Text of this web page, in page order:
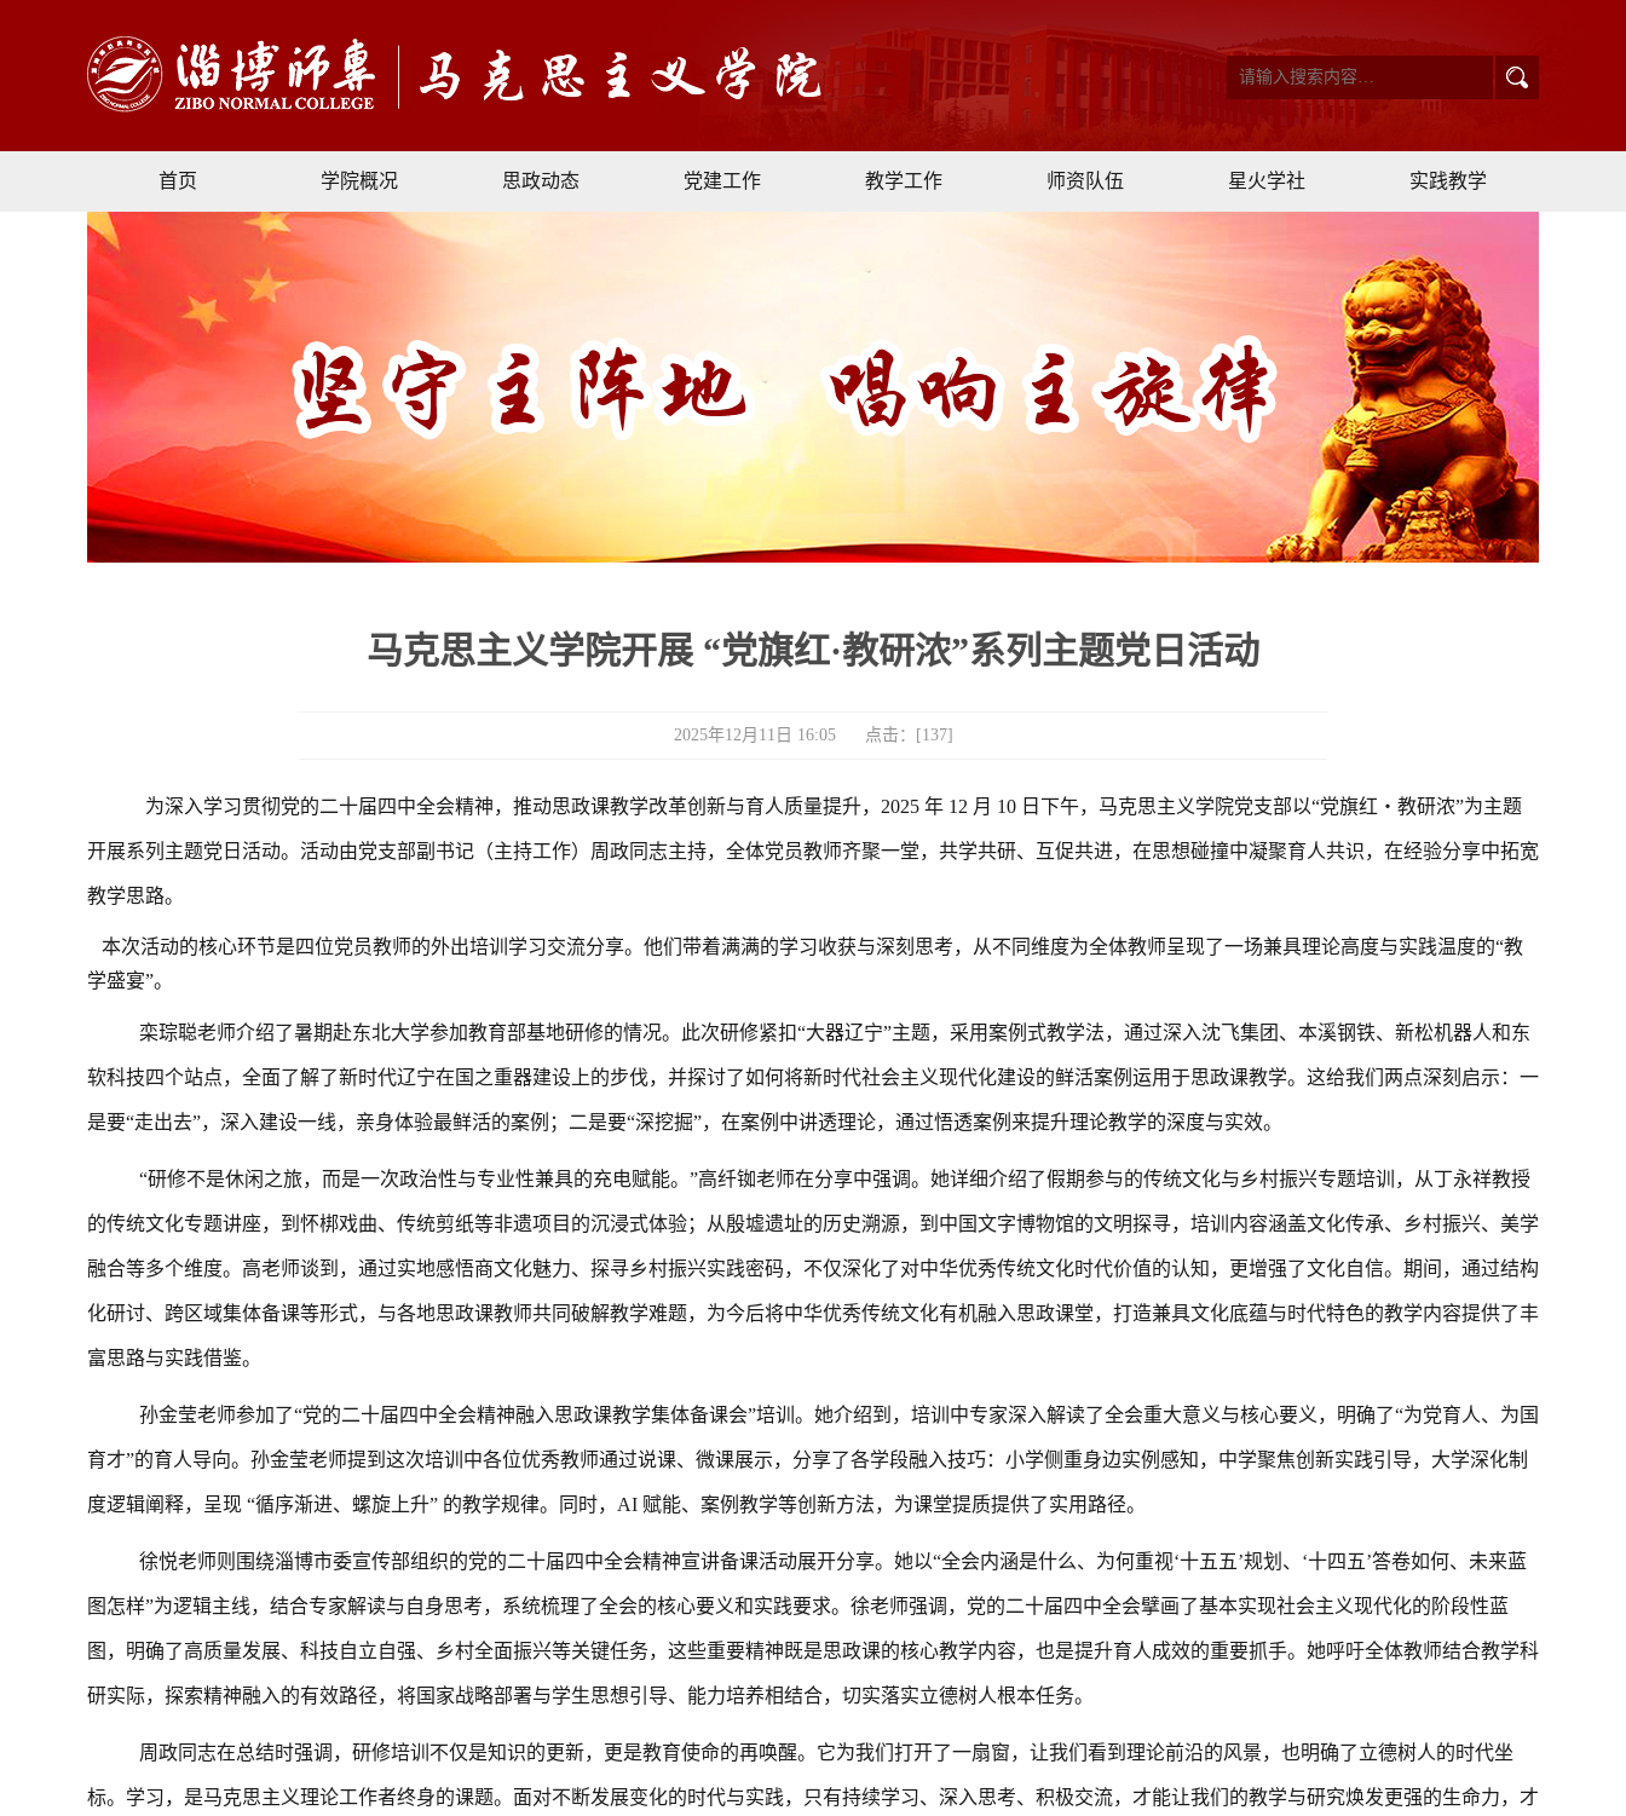
首页 学院概况 思政动态 党建工作 教学工作 师资队伍 星火学社 实践教学
马克思主义学院开展 “党旗红·教研浓”系列主题党日活动
2025年12月11日 16:05 点击：[137]
为深入学习贯彻党的二十届四中全会精神，推动思政课教学改革创新与育人质量提升， 2025 年 12 月 10 日下午，马克思主义学院党支部以“党旗红・教研浓”为主题
开展系列主题党日活动。活动由党支部副书记（主持工作）周政同志主持，全体党员教师齐聚一堂，共学共研、互促共进，在思想碰撞中凝聚育人共识，在经验分享中拓宽
教学思路。
本次活动的核心环节是四位党员教师的外出培训学习交流分享。他们带着满满的学习收获与深刻思考，从不同维度为全体教师呈现了一场兼具理论高度与实践温度的“教
学盛宴”。
栾琮聪老师介绍了暑期赴东北大学参加教育部基地研修的情况。此次研修紧扣“大器辽宁”主题，采用案例式教学法，通过深入沈飞集团、本溪钢铁、新松机器人和东
软科技四个站点，全面了解了新时代辽宁在国之重器建设上的步伐，并探讨了如何将新时代社会主义现代化建设的鲜活案例运用于思政课教学。这给我们两点深刻启示：一
是要“走出去”，深入建设一线，亲身体验最鲜活的案例；二是要“深挖掘”，在案例中讲透理论，通过悟透案例来提升理论教学的深度与实效。
“研修不是休闲之旅，而是一次政治性与专业性兼具的充电赋能。”高纤铷老师在分享中强调。她详细介绍了假期参与的传统文化与乡村振兴专题培训，从丁永祥教授
的传统文化专题讲座，到怀梆戏曲、传统剪纸等非遗项目的沉浸式体验；从殷墟遗址的历史溯源，到中国文字博物馆的文明探寻，培训内容涵盖文化传承、乡村振兴、美学
融合等多个维度。高老师谈到，通过实地感悟商文化魅力、探寻乡村振兴实践密码，不仅深化了对中华优秀传统文化时代价值的认知，更增强了文化自信。期间，通过结构
化研讨、跨区域集体备课等形式，与各地思政课教师共同破解教学难题，为今后将中华优秀传统文化有机融入思政课堂，打造兼具文化底蕴与时代特色的教学内容提供了丰
富思路与实践借鉴。
孙金莹老师参加了“党的二十届四中全会精神融入思政课教学集体备课会”培训。 她介绍到，培训中专家深入解读了全会重大意义与核心要义，明确了“为党育人、为国
育才”的育人导向。 孙金莹老师提到这次培训中各位优秀教师通过说课、微课展示，分享了各学段融入技巧：小学侧重身边实例感知，中学聚焦创新实践引导，大学深化制
度逻辑阐释，呈现 “循序渐进、螺旋上升” 的教学规律。同时，AI 赋能、案例教学等创新方法，为课堂提质提供了实用路径。
徐悦老师则围绕淄博市委宣传部组织的党的二十届四中全会精神宣讲备课活动展开分享。她以“全会内涵是什么、为何重视‘十五五’规划、‘十四五’答卷如何、未来蓝
图怎样”为逻辑主线，结合专家解读与自身思考，系统梳理了全会的核心要义和实践要求。徐老师强调，党的二十届四中全会擘画了基本实现社会主义现代化的阶段性蓝
图，明确了高质量发展、科技自立自强、乡村全面振兴等关键任务，这些重要精神既是思政课的核心教学内容，也是提升育人成效的重要抓手。她呼吁全体教师结合教学科
研实际，探索精神融入的有效路径，将国家战略部署与学生思想引导、能力培养相结合，切实落实立德树人根本任务。
周政同志在总结时强调，研修培训不仅是知识的更新，更是教育使命的再唤醒。它为我们打开了一扇窗，让我们看到理论前沿的风景，也明确了立德树人的时代坐
标。学习，是马克思主义理论工作者终身的课题。面对不断发展变化的时代与实践，只有持续学习、深入思考、积极交流，才能让我们的教学与研究焕发更强的生命力，才